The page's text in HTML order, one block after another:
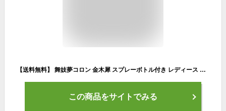
【送料無料】 舞妓夢コロン 金木犀 スプレーボトル付き レディース キンモクセイ オスマンサス 香水 フレグランス 金木犀 プレゼント ギフト
この商品をサイトでみる